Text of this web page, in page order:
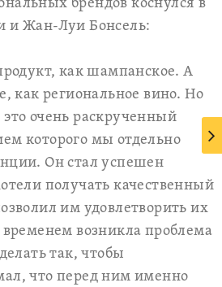
и Жан-Луи Бонсель:
как шампанское. А
как региональное вино. Но
очень раскрученный
которого мы отдельно
Он стал успешен
получать качественный
им удовлетворить их
временем возникла проблема
так, чтобы
что перед ним именно